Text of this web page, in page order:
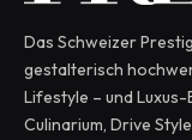
Das Schweizer
gestalterisch
Lifestyle – und
Culinarium, Drive